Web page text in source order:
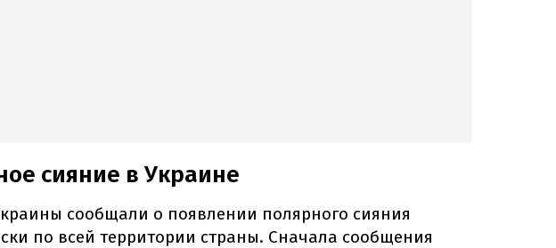
сияние в Украине
сообщали о появлении полярного сияния
по всей территории страны. Сначала сообщения